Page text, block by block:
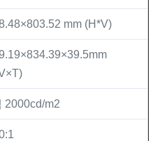
mm (H*V)
2000cd/m2